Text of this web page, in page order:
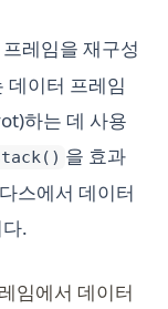
레임을 재구성
데이터 프레임
하는 데 사용
을 효과
스에서 데이터
.
임에서 데이터